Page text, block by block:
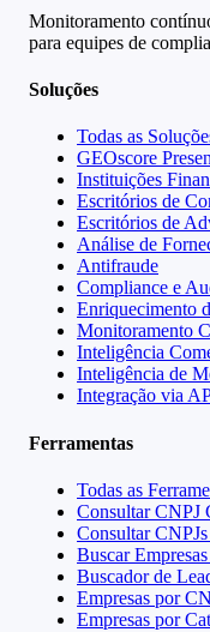
Monitoramento
para equipes de
Soluções
Todas as
GEOscore
Instituições
Escritórios de
Escritórios de
Análise de
Antifraude
Compliance e
Enriquecimento
Monitoramento
Inteligência
Inteligência de
Integração via
Ferramentas
Todas as
Consultar CNPJ
Consultar
Buscar
Buscador de
Empresas por
Empresas por